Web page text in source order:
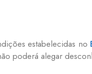
estabelecidas no
poderá alegar